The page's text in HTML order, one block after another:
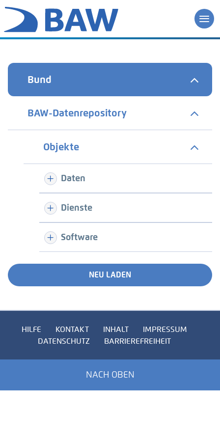
Bund
BAW-Datenrepository
Objekte
Daten
Dienste
Software
NEU LADEN
HILFE KONTAKT INHALT
IMPRESSUM
DATENSCHUTZ
BARRIEREFREIHEIT
NACH OBEN